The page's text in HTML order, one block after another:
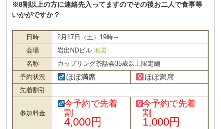
※8割以上の方に連絡先入ってますのでその後お二人で食事等
いかがですか？
日時
2月17日（土）19時～
会場
岩出NDビル地図
名称
カップリング茶話会35歳以上限定編
予約状況
ほぼ満席 ほぼ満席
先着割引
参加料金
今予約で先着
割
4,000円
今予約で先着
割
1,000円